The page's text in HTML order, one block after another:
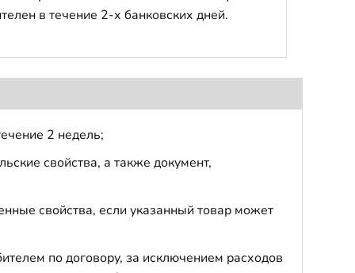
в течение 2-х банковских дней.
2 недель;
свойства, а также документ,
свойства, если указанный товар может
по договору, за исключением расходов